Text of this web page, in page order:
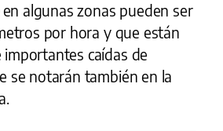
algunas zonas pueden ser
por hora y que están
caídas de
se notarán también en la